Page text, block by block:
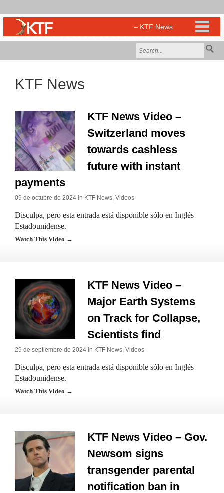
KTF News
KTF News Video –
Switzerland moves
towards cashless
future with instant
payments
09 de octubre de 2024 in KTF News, Videos
Disculpa, pero esta entrada está disponible sólo en Inglés
Estadounidense.
Watch This Video →
KTF News Video –
Major Earth Systems
on Track for Collapse,
Scientists find
29 de septiembre de 2024 in KTF News, Videos
Disculpa, pero esta entrada está disponible sólo en Inglés
Estadounidense.
Watch This Video →
KTF News Video – Gov.
Newsom signs
transgender parental
notification ban in